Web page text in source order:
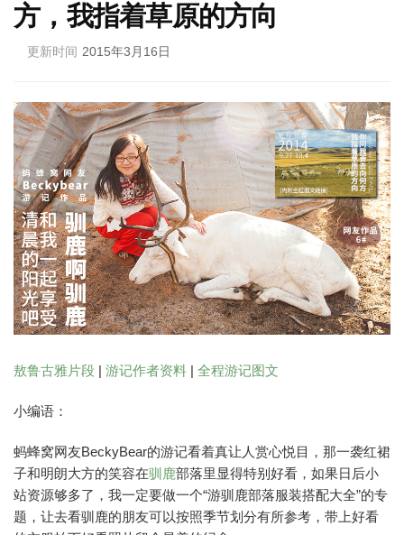
方，我指着草原的方向
更新时间 2015年3月16日
敖鲁古雅片段 | 游记作者资料 | 全程游记图文
小编语：
蚂蜂窝网友BeckyBear的游记看着真让人赏心悦目，那一袭红裙
子和明朗大方的笑容在驯鹿部落里显得特别好看，如果日后小
站资源够多了，我一定要做一个“游驯鹿部落服装搭配大全”的专
题，让去看驯鹿的朋友可以按照季节划分有所参考，带上好看